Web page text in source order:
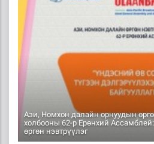
Ази, Номхон далайн орнуудын
холбооны 62-р Ерөнхий
өргөн нэвтрүүлэг